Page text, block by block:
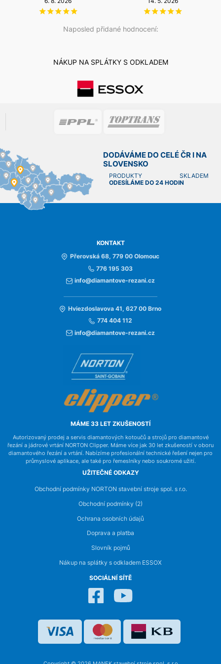
Naposled přidané hodnocení:
NÁKUP NA SPLÁTKY S ODKLADEM
DODÁVÁME DO CELÉ ČR I NA
SLOVENSKO
PRODUKTY SKLADEM
ODESÍLÁME DO 24 HODIN
KONTAKT
Přerovská 68, 779 00 Olomouc
776 195 303
info@diamantove-rezani.cz
Hviezdoslavova 41, 627 00 Brno
774 404 112
info@diamantove-rezani.cz
MÁME 33 LET ZKUŠENOSTÍ
Autorizovaný prodej a servis diamantových kotoučů a strojů pro diamantové
řezání a jádrové vrtání NORTON Clipper. Máme více jak 30 let zkušeností v oboru
diamantového řezání a vrtání. Nabízíme profesionální technické řešení nejen pro
průmyslové aplikace, ale také pro řemeslníky nebo soukromé užití.
UŽITEČNÉ ODKAZY
Obchodní podmínky NORTON stavební stroje spol. s r.o.
Obchodní podmínky (2)
Ochrana osobních údajů
Doprava a platba
Slovník pojmů
Nákup na splátky s odkladem ESSOX
SOCIÁLNÍ SÍTĚ